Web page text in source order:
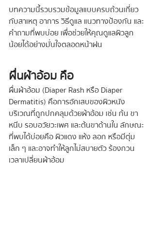
บทความนี้รวบรวมข้อมูลแบบครบถ้วนเกี่ยว
กับสาเหตุ อาการ วิธีดูแล แนวทางป้องกัน และ
คำถามที่พบบ่อย เพื่อช่วยให้คุณดูแลผิวลูก
น้อยได้อย่างมั่นใจตลอดหน้าฝน
ผื่นผ้าอ้อม คือ
ผื่นผ้าอ้อม (Diaper Rash หรือ Diaper
Dermatitis) คือการอักเสบของผิวหนัง
บริเวณที่ถูกปกคลุมด้วยผ้าอ้อม เช่น ก้น ขา
หนีบ รอบอวัยวะเพศ และต้นขาด้านใน ลักษณะ
ที่พบได้บ่อยคือ ผิวแดง แห้ง ลอก หรือมีตุ่ม
เล็ก ๆ และอาจทำให้ลูกไม่สบายตัว ร้องกวน
เวลาเปลี่ยนผ้าอ้อม